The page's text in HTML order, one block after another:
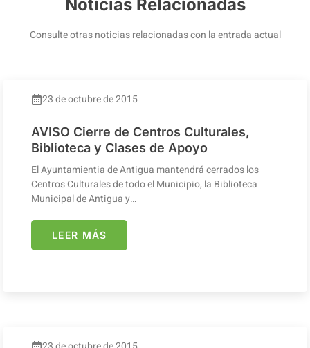
Noticias Relacionadas
Consulte otras noticias relacionadas con la entrada actual
23 de octubre de 2015
AVISO Cierre de Centros Culturales,
Biblioteca y Clases de Apoyo
El Ayuntamientia de Antigua mantendrá cerrados los
Centros Culturales de todo el Municipio, la Biblioteca
Municipal de Antigua y…
LEER MÁS